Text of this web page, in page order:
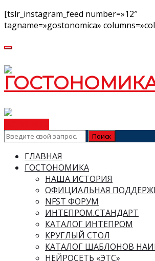
[tslr_instagram_feed number=»12″
tagname=»gostonomica»
ГЛАВНАЯ
ГОСТОНОМИКА
НАША ИСТОРИЯ
ОФИЦИАЛЬНАЯ
NFST ФОРУМ
ИНТЕПРОМ.СТАНДАРТ
КАТАЛОГ ИНТЕПРОМ
КРУГЛЫЙ СТОЛ
КАТАЛОГ ШАБЛОНОВ
НЕЙРОСЕТЬ «ЭТС»